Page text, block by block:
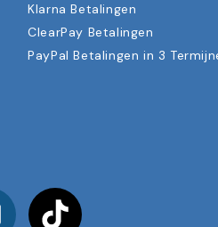
Klarna Betalingen
ClearPay Betalingen
PayPal Betalingen in 3
Instagram